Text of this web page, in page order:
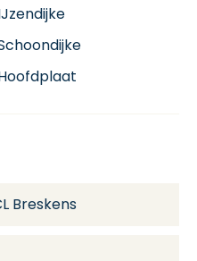
Breskens